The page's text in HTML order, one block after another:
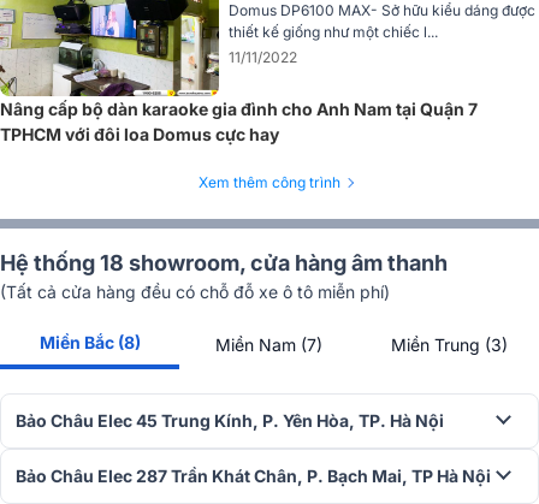
Vang số BKSound DSP-9000 Plus
Vang số BKSound DSP-9000 Plus được trang bị các tính năng tiên
tiến như chống hú, reverb và echo, cùng 6 chế độ karaoke chuyên
nghiệp, giúp tạo ra âm thanh sống động và chân thực.
Công nghệ xử lý âm thanh DSP hiệu suất cao đảm bảo chất lượng
âm thanh tối ưu, đồng thời cho phép bạn điều chỉnh dễ dàng thông
Domus DP6100 MAX- Sở hữu kiểu dáng được
thiết kế giống như một chiếc l...
11/11/2022
Nâng cấp bộ dàn karaoke gia đình cho Anh Nam tại Quận 7
TPHCM với đôi loa Domus cực hay
Xem thêm công trình
Hệ thống 18 showroom, cửa hàng âm thanh
(Tất cả cửa hàng đều có chỗ đỗ xe ô tô miễn phí)
Miền Bắc (8) Miền Nam (7) Miền Trung (3)
Bảo Châu Elec 45 Trung Kính, P. Yên Hòa, TP. Hà Nội
Bảo Châu Elec 287 Trần Khát Chân, P. Bạch Mai, TP Hà Nội